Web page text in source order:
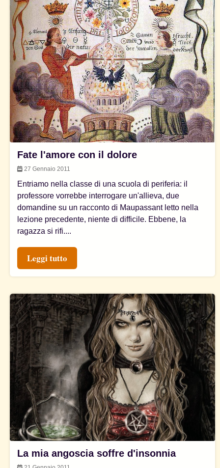
Fate l'amore con il dolore
27 Gennaio 2011
Entriamo nella classe di una scuola di periferia: il
professore vorrebbe interrogare un'allieva, due
domandine su un racconto di Maupassant letto nella
lezione precedente, niente di difficile. Ebbene, la
ragazza si rifi....
Leggi tutto
La mia angoscia soffre d'insonnia